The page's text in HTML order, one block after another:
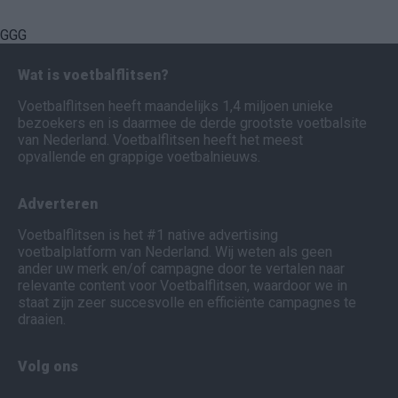
GGG
Wat is voetbalflitsen?
Voetbalflitsen heeft maandelijks 1,4 miljoen unieke
bezoekers en is daarmee de derde grootste voetbalsite
van Nederland. Voetbalflitsen heeft het meest
opvallende en grappige voetbalnieuws.
Adverteren
Voetbalflitsen is het #1 native advertising
voetbalplatform van Nederland. Wij weten als geen
ander uw merk en/of campagne door te vertalen naar
relevante content voor Voetbalflitsen, waardoor we in
staat zijn zeer succesvolle en efficiënte campagnes te
draaien.
Volg ons